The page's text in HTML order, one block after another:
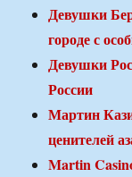
Девушки
городе с
Девушки
России
Мартин
ценителей
Martin